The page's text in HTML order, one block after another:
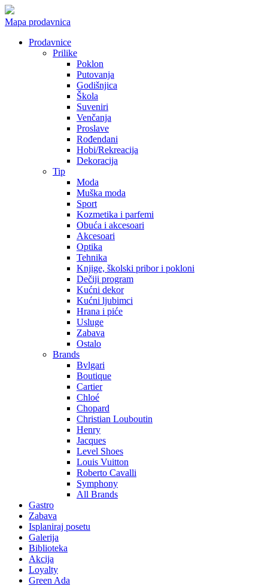
Mapa prodavnica
Prodavnice
Prilike
Poklon
Putovanja
Godišnjica
Škola
Suveniri
Venčanja
Proslave
Rođendani
Hobi/Rekreacija
Dekoracija
Tip
Moda
Muška moda
Sport
Kozmetika i parfemi
Obuća i akcesoari
Akcesoari
Optika
Tehnika
Knjige, školski pribor i pokloni
Dečiji program
Kućni dekor
Kućni ljubimci
Hrana i piće
Usluge
Zabava
Ostalo
Brands
Bvlgari
Boutique
Cartier
Chloé
Chopard
Christian Louboutin
Henry
Jacques
Level Shoes
Louis Vuitton
Roberto Cavalli
Symphony
All Brands
Gastro
Zabava
Isplaniraj posetu
Galerija
Biblioteka
Akcija
Loyalty
Green Ada